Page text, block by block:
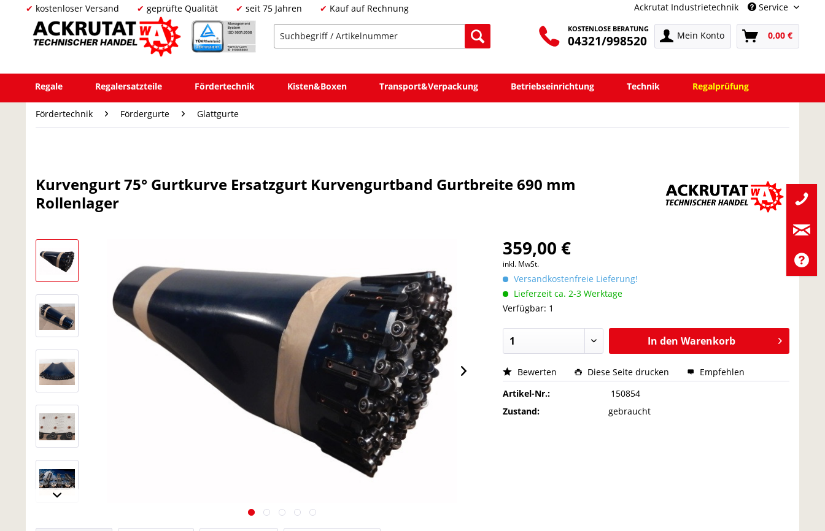
kostenloser Versand geprüfte Qualität seit 75 Jahren Kauf auf Rechnung Ackrutat Industrietechnik Service
KOSTENLOSE BERATUNG
04321/998520 Mein Konto 0,00 €
Regale Regalersatzteile Fördertechnik Kisten&Boxen Transport&Verpackung Betriebseinrichtung Technik Regalprüfung
Fördertechnik Fördergurte Glattgurte
Kurvengurt 75° Gurtkurve Ersatzgurt Kurvengurtband Gurtbreite 690 mm
Rollenlager
359,00 €
inkl. MwSt.
Versandkostenfreie Lieferung!
Lieferzeit ca. 2-3 Werktage
Verfügbar: 1
In den Warenkorb
Bewerten Diese Seite drucken
Empfehlen
Artikel-Nr.:
150854
Zustand:
gebraucht